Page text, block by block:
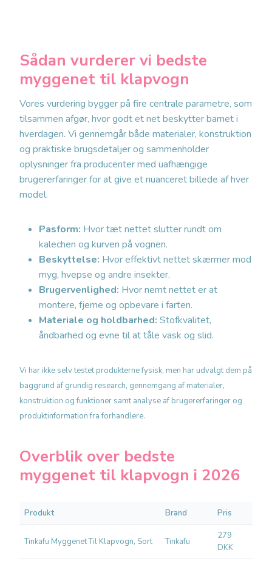
Sådan vurderer vi bedste
myggenet til klapvogn
Vores vurdering bygger på fire centrale parametre, som
tilsammen afgør, hvor godt et net beskytter barnet i
hverdagen. Vi gennemgår både materialer, konstruktion
og praktiske brugsdetaljer og sammenholder
oplysninger fra producenter med uafhængige
brugererfaringer for at give et nuanceret billede af hver
model.
Pasform: Hvor tæt nettet slutter rundt om
kalechen og kurven på vognen.
Beskyttelse: Hvor effektivt nettet skærmer mod
myg, hvepse og andre insekter.
Brugervenlighed: Hvor nemt nettet er at
montere, fjerne og opbevare i farten.
Materiale og holdbarhed: Stofkvalitet,
åndbarhed og evne til at tåle vask og slid.
Vi har ikke selv testet produkterne fysisk, men har udvalgt dem på
baggrund af grundig research, gennemgang af materialer,
konstruktion og funktioner samt analyse af brugererfaringer og
produktinformation fra forhandlere.
Overblik over bedste
myggenet til klapvogn i 2026
Produkt Brand Pris
Tinkafu Myggenet Til Klapvogn, Sort Tinkafu
279
DKK